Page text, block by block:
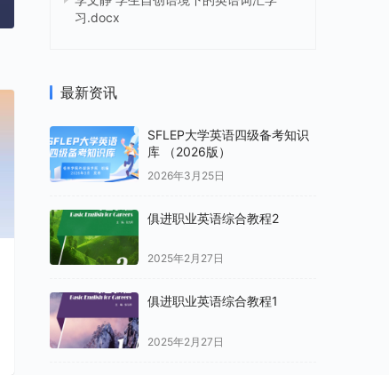
习.docx
最新资讯
SFLEP大学英语四级备考知识
库 （2026版）
2026年3月25日
俱进职业英语综合教程2
2025年2月27日
俱进职业英语综合教程1
2025年2月27日